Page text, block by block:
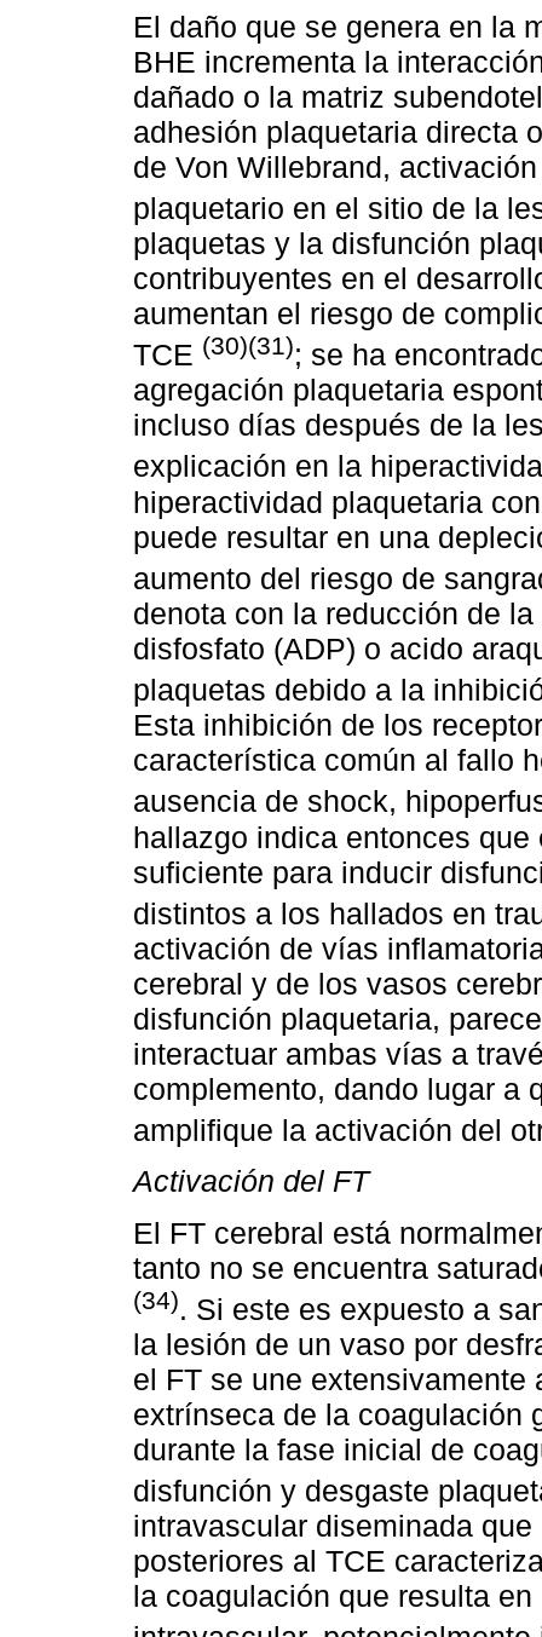
El daño que se genera en la
BHE incrementa la
dañado o la matriz
adhesión plaquetaria directa
de Von Willebrand,
plaquetario en el sitio de la
plaquetas y la disfunción
contribuyentes en el
aumentan el riesgo de
TCE (30)(31); se ha
agregación plaquetaria
incluso días después de la
explicación en la
hiperactividad plaquetaria
puede resultar en una
aumento del riesgo de
denota con la reducción de
disfosfato (ADP) o acido
plaquetas debido a la
Esta inhibición de los
característica común al fallo
ausencia de shock,
hallazgo indica entonces
suficiente para inducir
distintos a los hallados en
activación de vías
cerebral y de los vasos
disfunción plaquetaria,
interactuar ambas vías a
complemento, dando lugar a
amplifique la activación del
Activación del FT
El FT cerebral está
tanto no se encuentra
(34). Si este es expuesto a
la lesión de un vaso por
el FT se une
extrínseca de la coagulación
durante la fase inicial de
disfunción y desgaste
intravascular diseminada
posteriores al TCE
la coagulación que resulta